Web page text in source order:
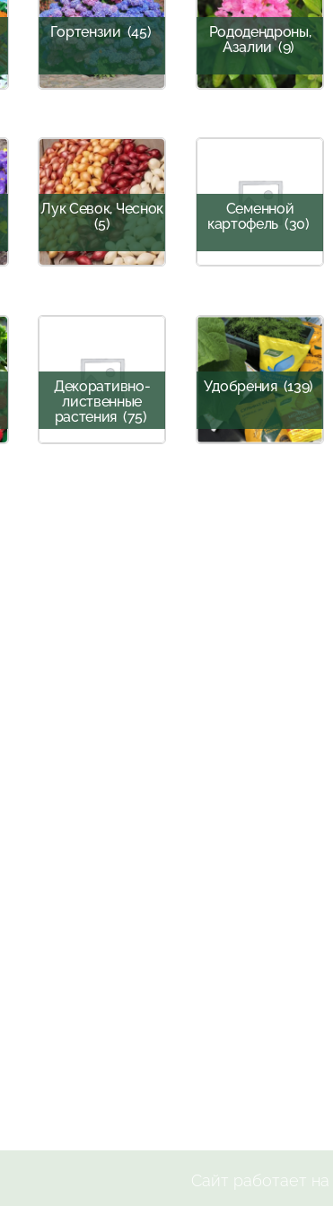
Гортензии(45)
Рододендроны,
Азалии(9)
Лук Севок, Чеснок
(5)
Семенной
картофель (30)
Декоративно-
лиственные
растения (75)
Удобрения(139)
Сайт работает на